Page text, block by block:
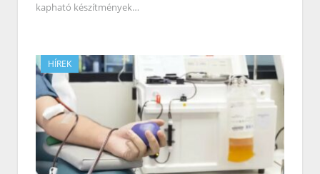
kapható készítmények…
HÍREK